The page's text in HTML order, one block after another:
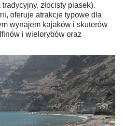
złocisty piasek).
oferuje atrakcje typowe dla
wynajem kajaków i skuterów
i wielorybów oraz